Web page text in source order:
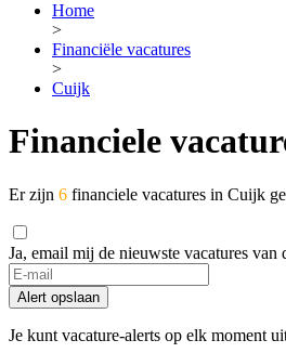
Home
>
Financiële vacatures
>
Cuijk
Financiele
Er zijn 6 financiele vacatures in Cuijk
Ja, email mij de nieuwste vacatures van
Alert opslaan
Je kunt vacature-alerts op elk moment